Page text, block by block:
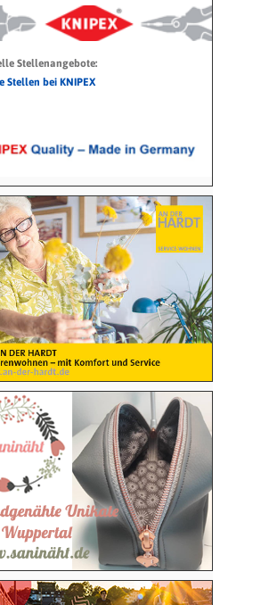
Stellenangebote:
Stellen bei KNIPEX